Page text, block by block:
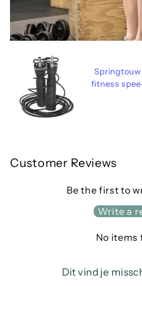
fitness
Customer Reviews
Be the first to
Write a
No items
Dit vind je